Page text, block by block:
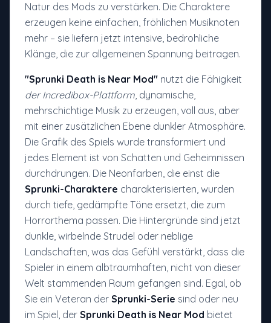
Natur des Mods zu verstärken. Die Charaktere
erzeugen keine einfachen, fröhlichen Musiknoten
mehr – sie liefern jetzt intensive, bedrohliche
Klänge, die zur allgemeinen Spannung beitragen.
"Sprunki Death is Near Mod" nutzt die Fähigkeit
der Incredibox-Plattform, dynamische,
mehrschichtige Musik zu erzeugen, voll aus, aber
mit einer zusätzlichen Ebene dunkler Atmosphäre.
Die Grafik des Spiels wurde transformiert und
jedes Element ist von Schatten und Geheimnissen
durchdrungen. Die Neonfarben, die einst die
Sprunki-Charaktere charakterisierten, wurden
durch tiefe, gedämpfte Töne ersetzt, die zum
Horrorthema passen. Die Hintergründe sind jetzt
dunkle, wirbelnde Strudel oder neblige
Landschaften, was das Gefühl verstärkt, dass die
Spieler in einem albtraumhaften, nicht von dieser
Welt stammenden Raum gefangen sind. Egal, ob
Sie ein Veteran der Sprunki-Serie sind oder neu
im Spiel, der Sprunki Death is Near Mod bietet